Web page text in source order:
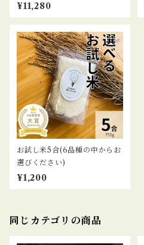
¥11,280
お試し米5合(6品種の中からお
選びください)
¥1,200
同じカテゴリの商品